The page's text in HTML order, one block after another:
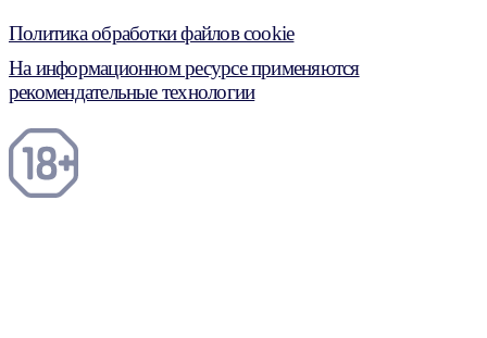
Политика обработки файлов cookie
На информационном ресурсе применяются
рекомендательные технологии